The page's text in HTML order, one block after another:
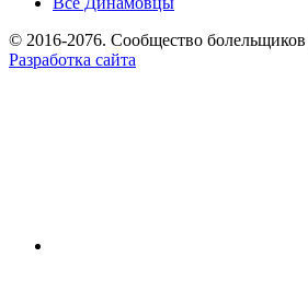
© 2016-2076. Сообщество
Разработка сайта